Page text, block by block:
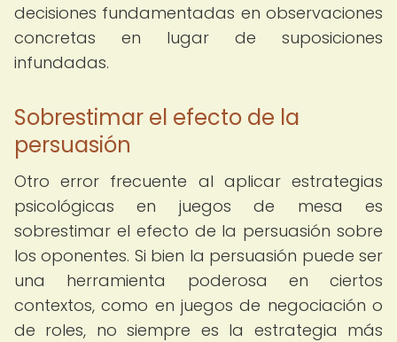
decisiones fundamentadas en observaciones
concretas en lugar de suposiciones
infundadas.
Sobrestimar el efecto de la
persuasión
Otro error frecuente al aplicar estrategias
psicológicas en juegos de mesa es
sobrestimar el efecto de la persuasión sobre
los oponentes. Si bien la persuasión puede ser
una herramienta poderosa en ciertos
contextos, como en juegos de negociación o
de roles, no siempre es la estrategia más